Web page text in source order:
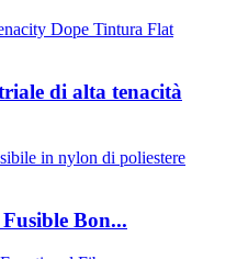
di alta tenacità
Bon...